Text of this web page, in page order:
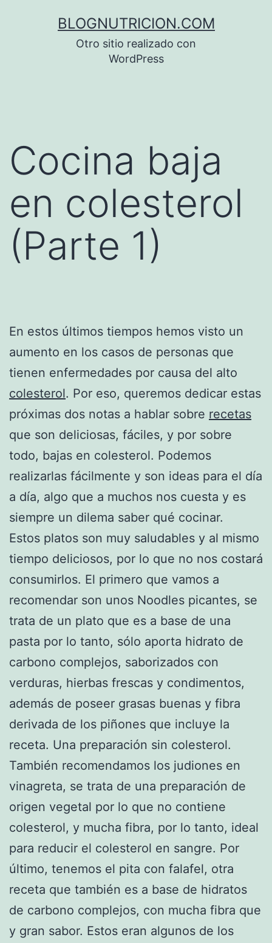
BLOGNUTRICION.COM
Otro sitio realizado con
WordPress
Cocina baja
en colesterol
(Parte 1)
En estos últimos tiempos hemos visto un
aumento en los casos de personas que
tienen enfermedades por causa del alto
colesterol. Por eso, queremos dedicar estas
próximas dos notas a hablar sobre recetas
que son deliciosas, fáciles, y por sobre
todo, bajas en colesterol. Podemos
realizarlas fácilmente y son ideas para el día
a día, algo que a muchos nos cuesta y es
siempre un dilema saber qué cocinar.
Estos platos son muy saludables y al mismo
tiempo deliciosos, por lo que no nos costará
consumirlos. El primero que vamos a
recomendar son unos Noodles picantes, se
trata de un plato que es a base de una
pasta por lo tanto, sólo aporta hidrato de
carbono complejos, saborizados con
verduras, hierbas frescas y condimentos,
además de poseer grasas buenas y fibra
derivada de los piñones que incluye la
receta. Una preparación sin colesterol.
También recomendamos los judiones en
vinagreta, se trata de una preparación de
origen vegetal por lo que no contiene
colesterol, y mucha fibra, por lo tanto, ideal
para reducir el colesterol en sangre. Por
último, tenemos el pita con falafel, otra
receta que también es a base de hidratos
de carbono complejos, con mucha fibra que
y gran sabor. Estos eran algunos de los